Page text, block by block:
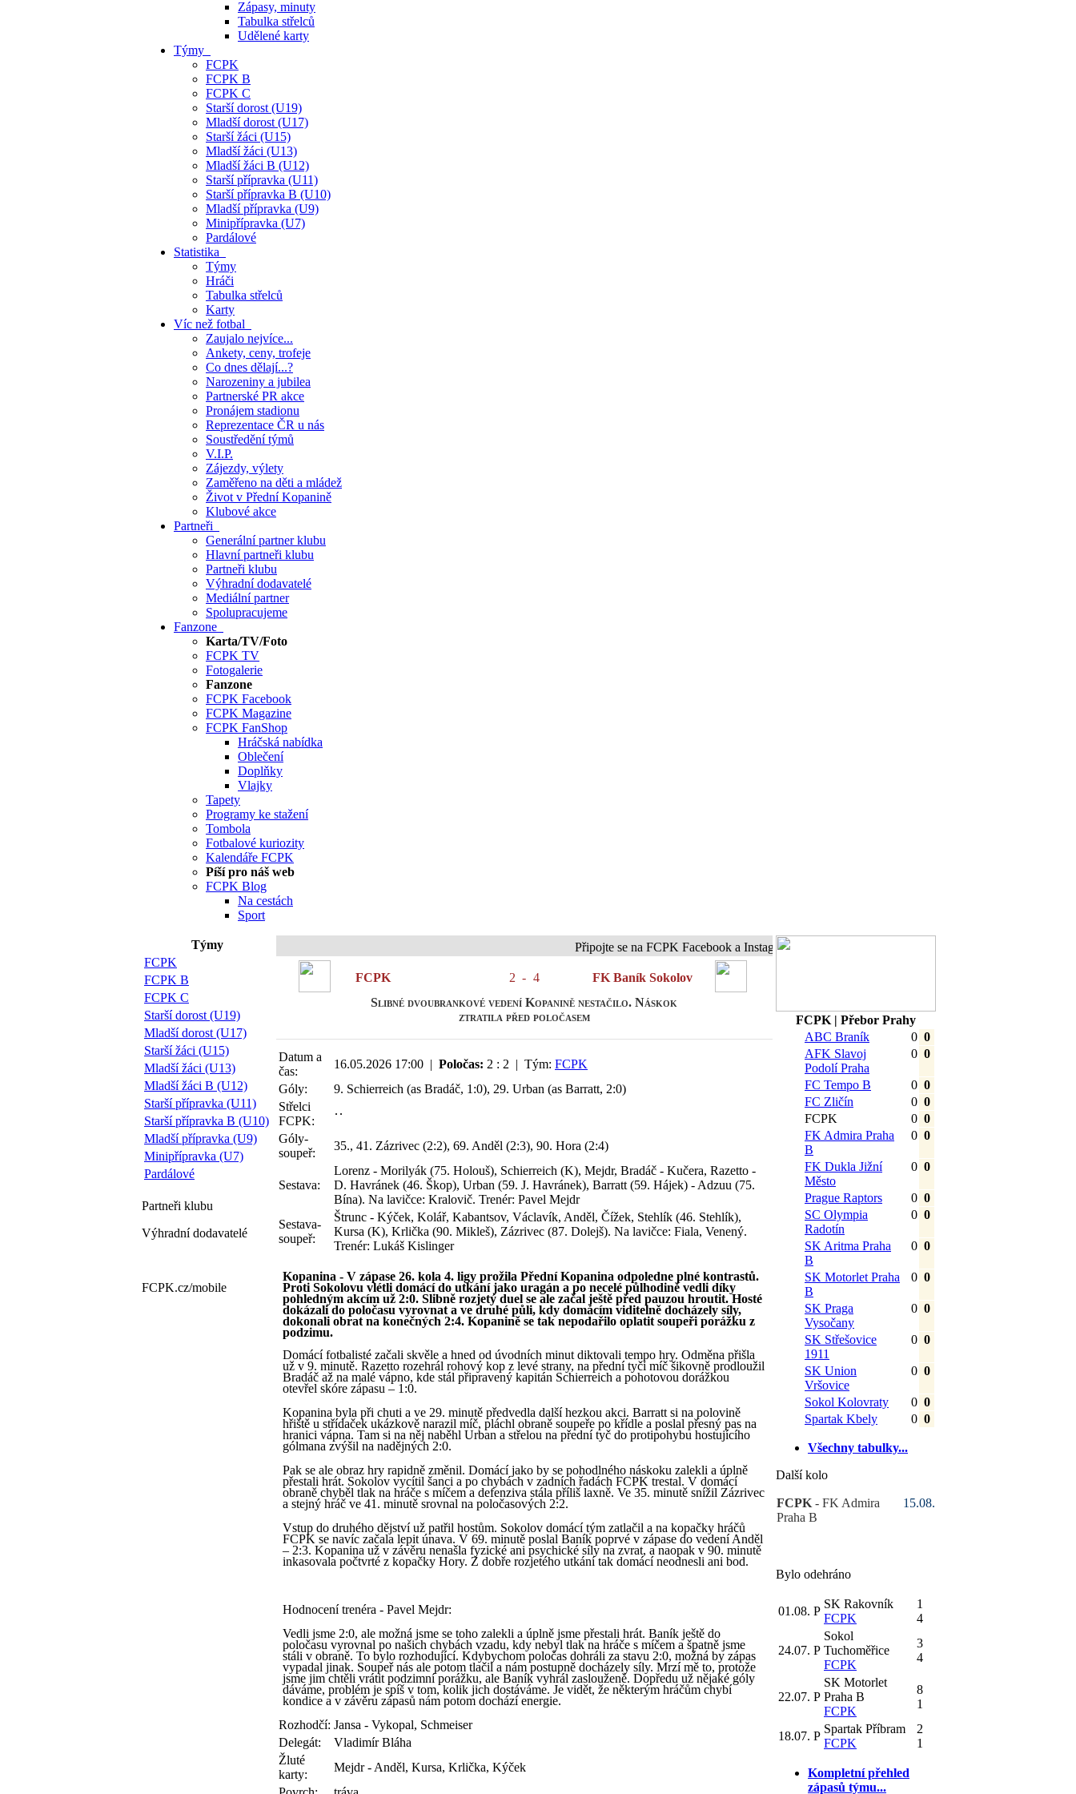
Zápasy, minuty
Tabulka střelců
Udělené karty
Týmy
FCPK
FCPK B
FCPK C
Starší dorost (U19)
Mladší dorost (U17)
Starší žáci (U15)
Mladší žáci (U13)
Mladší žáci B (U12)
Starší přípravka (U11)
Starší přípravka B (U10)
Mladší přípravka (U9)
Minipřípravka (U7)
Pardálové
Statistika
Týmy
Hráči
Tabulka střelců
Karty
Víc než fotbal
Zaujalo nejvíce...
Ankety, ceny, trofeje
Co dnes dělají...?
Narozeniny a jubilea
Partnerské PR akce
Pronájem stadionu
Reprezentace ČR u nás
Soustředění týmů
V.I.P.
Zájezdy, výlety
Zaměřeno na děti a mládež
Život v Přední Kopanině
Klubové akce
Partneři
Generální partner klubu
Hlavní partneři klubu
Partneři klubu
Výhradní dodavatelé
Mediální partner
Spolupracujeme
Fanzone
Karta/TV/Foto
FCPK TV
Fotogalerie
Fanzone
FCPK Facebook
FCPK Magazine
FCPK FanShop
Hráčská nabídka
Oblečení
Doplňky
Vlajky
Tapety
Programy ke stažení
Tombola
Fotbalové kuriozity
Kalendáře FCPK
Píší pro náš web
FCPK Blog
Na cestách
Sport
Týmy
FCPK
FCPK B
FCPK C
Starší dorost (U19)
Mladší dorost (U17)
Starší žáci (U15)
Mladší žáci (U13)
Mladší žáci B (U12)
Starší přípravka (U11)
Starší přípravka B (U10)
Mladší přípravka (U9)
Minipřípravka (U7)
Pardálové
Partneři klubu
Výhradní dodavatelé
FCPK.cz/mobile
Připojte se na FCPK Facebook a Instagram a buďte s námi online...
FCPK 2 - 4
FK Baník Sokolov
Slibné dvoubrankové vedení Kopanině nestačilo. Náskok
ztratila před poločasem
Datum a
čas:
16.05.2026 17:00 | Poločas: 2 : 2 | Tým: FCPK
Góly:
9. Schierreich (as Bradáč, 1:0), 29. Urban (as Barratt, 2:0)
Střelci
FCPK:
Góly-
soupeř:
35., 41. Zázrivec (2:2), 69. Anděl (2:3), 90. Hora (2:4)
Sestava:
Lorenz - Morilyák (75. Holouš), Schierreich (K), Mejdr, Bradáč - Kučera, Razetto -
D. Havránek (46. Škop), Urban (59. J. Havránek), Barratt (59. Hájek) - Adzuu (75.
Bína). Na lavičce: Kralovič. Trenér: Pavel Mejdr
Sestava-
soupeř:
Štrunc - Kýček, Kolář, Kabantsov, Václavík, Anděl, Čížek, Stehlík (46. Stehlík),
Kursa (K), Krlička (90. Mikleš), Zázrivec (87. Dolejš). Na lavičce: Fiala, Venený.
Trenér: Lukáš Kislinger
Kopanina - V zápase 26. kola 4. ligy prožila Přední Kopanina odpoledne plné kontrastů.
Proti Sokolovu vlétli domácí do utkání jako uragán a po necelé půlhodině vedli díky
pohledným akcím už 2:0. Slibně rozjetý duel se ale začal ještě před pauzou hroutit. Hosté
dokázali do poločasu vyrovnat a ve druhé půli, kdy domácím viditelně docházely síly,
dokonali obrat na konečných 2:4. Kopanině se tak nepodařilo oplatit soupeři porážku z
podzimu.
Domácí fotbalisté začali skvěle a hned od úvodních minut diktovali tempo hry. Odměna přišla
už v 9. minutě. Razetto rozehrál rohový kop z levé strany, na přední tyči míč šikovně prodloužil
Bradáč až na malé vápno, kde stál připravený kapitán Schierreich a pohotovou dorážkou
otevřel skóre zápasu – 1:0.
Kopanina byla při chuti a ve 29. minutě předvedla další hezkou akci. Barratt si na polovině
hřiště u střídaček ukázkově narazil míč, pláchl obraně soupeře po křídle a poslal přesný pas na
hranici vápna. Tam si na něj naběhl Urban a střelou na přední tyč do protipohybu hostujícího
gólmana zvýšil na nadějných 2:0.
Pak se ale obraz hry rapidně změnil. Domácí jako by se pohodlného náskoku zalekli a úplně
přestali hrát. Sokolov vycítil šanci a po chybách v zadních řadách FCPK trestal. V domácí
obraně chyběl tlak na hráče s míčem a defenziva stála příliš laxně. Ve 35. minutě snížil Zázrivec
a stejný hráč ve 41. minutě srovnal na poločasových 2:2.
Vstup do druhého dějství už patřil hostům. Sokolov domácí tým zatlačil a na kopačky hráčů
FCPK se navíc začala lepit únava. V 69. minutě poslal Baník poprvé v zápase do vedení Anděl
– 2:3. Kopanina už v závěru nenašla fyzické ani psychické síly na zvrat, a naopak v 90. minutě
inkasovala počtvrté z kopačky Hory. Z dobře rozjetého utkání tak domácí neodnesli ani bod.
Hodnocení trenéra - Pavel Mejdr:
Vedli jsme 2:0, ale možná jsme se toho zalekli a úplně jsme přestali hrát. Baník ještě do
poločasu vyrovnal po našich chybách vzadu, kdy nebyl tlak na hráče s míčem a špatně jsme
stáli v obraně. To bylo rozhodující. Kdybychom poločas dohráli za stavu 2:0, možná by zápas
vypadal jinak. Soupeř nás ale potom tlačil a nám postupně docházely síly. Mrzí mě to, protože
jsme jim chtěli vrátit podzimní porážku, ale Baník vyhrál zaslouženě. Dopředu už nějaké góly
dáváme, problém je spíš v tom, kolik jich dostáváme. Je vidět, že některým hráčům chybí
kondice a v závěru zápasů nám potom dochází energie.
Rozhodčí: Jansa - Vykopal, Schmeiser
Delegát:
Vladimír Bláha
Žluté
karty:
Mejdr - Anděl, Kursa, Krlička, Kýček
FCPK | Přebor Prahy
ABC Braník
0 0
AFK Slavoj
Podolí Praha
0 0
FC Tempo B 0 0
FC Zličín
0 0
FCPK
0 0
FK Admira Praha
B
0 0
FK Dukla Jižní
Město
0 0
Prague Raptors 0 0
SC Olympia
Radotín
0 0
SK Aritma Praha
B
0 0
SK Motorlet Praha
B
0 0
SK Praga
Vysočany
0 0
SK Střešovice
1911
0 0
SK Union
Vršovice
0 0
Sokol Kolovraty 0 0
Spartak Kbely
0 0
Všechny tabulky...
Další kolo
FCPK - FK Admira
Praha B
15.08.
Bylo odehráno
01.08. P
SK Rakovník
FCPK
1
4
24.07. P
Sokol
Tuchoměřice
FCPK
3
4
22.07. P
SK Motorlet
Praha B
FCPK
8
1
18.07. P
Spartak Příbram
FCPK
2
1
Kompletní přehled
zápasů týmu...